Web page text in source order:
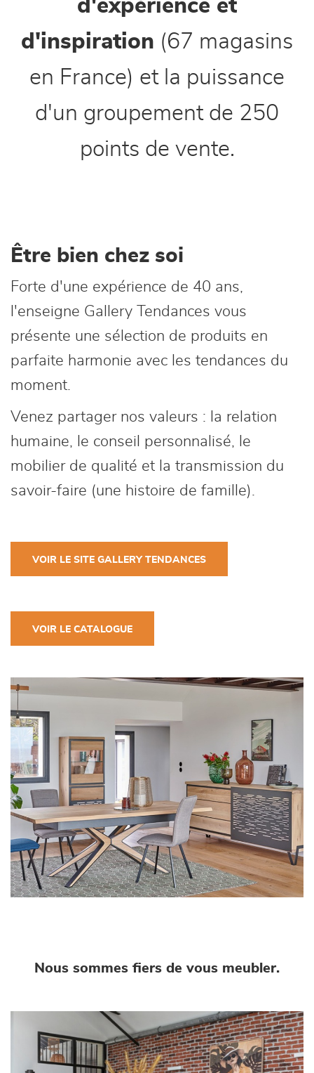
décoration
d'expérience et
d'inspiration (67 magasins
en France) et la puissance
d'un groupement de 250
points de vente.
Être bien chez soi
Forte d'une expérience de 40 ans,
l'enseigne Gallery Tendances vous
présente une sélection de produits en
parfaite harmonie avec les tendances du
moment.
Venez partager nos valeurs : la relation
humaine, le conseil personnalisé, le
mobilier de qualité et la transmission du
savoir-faire (une histoire de famille).
VOIR LE SITE GALLERY TENDANCES
VOIR LE CATALOGUE
Nous sommes fiers de vous meubler.